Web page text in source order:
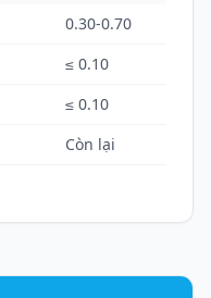
0.30-0.70
≤ 0.10
≤ 0.10
Còn lại